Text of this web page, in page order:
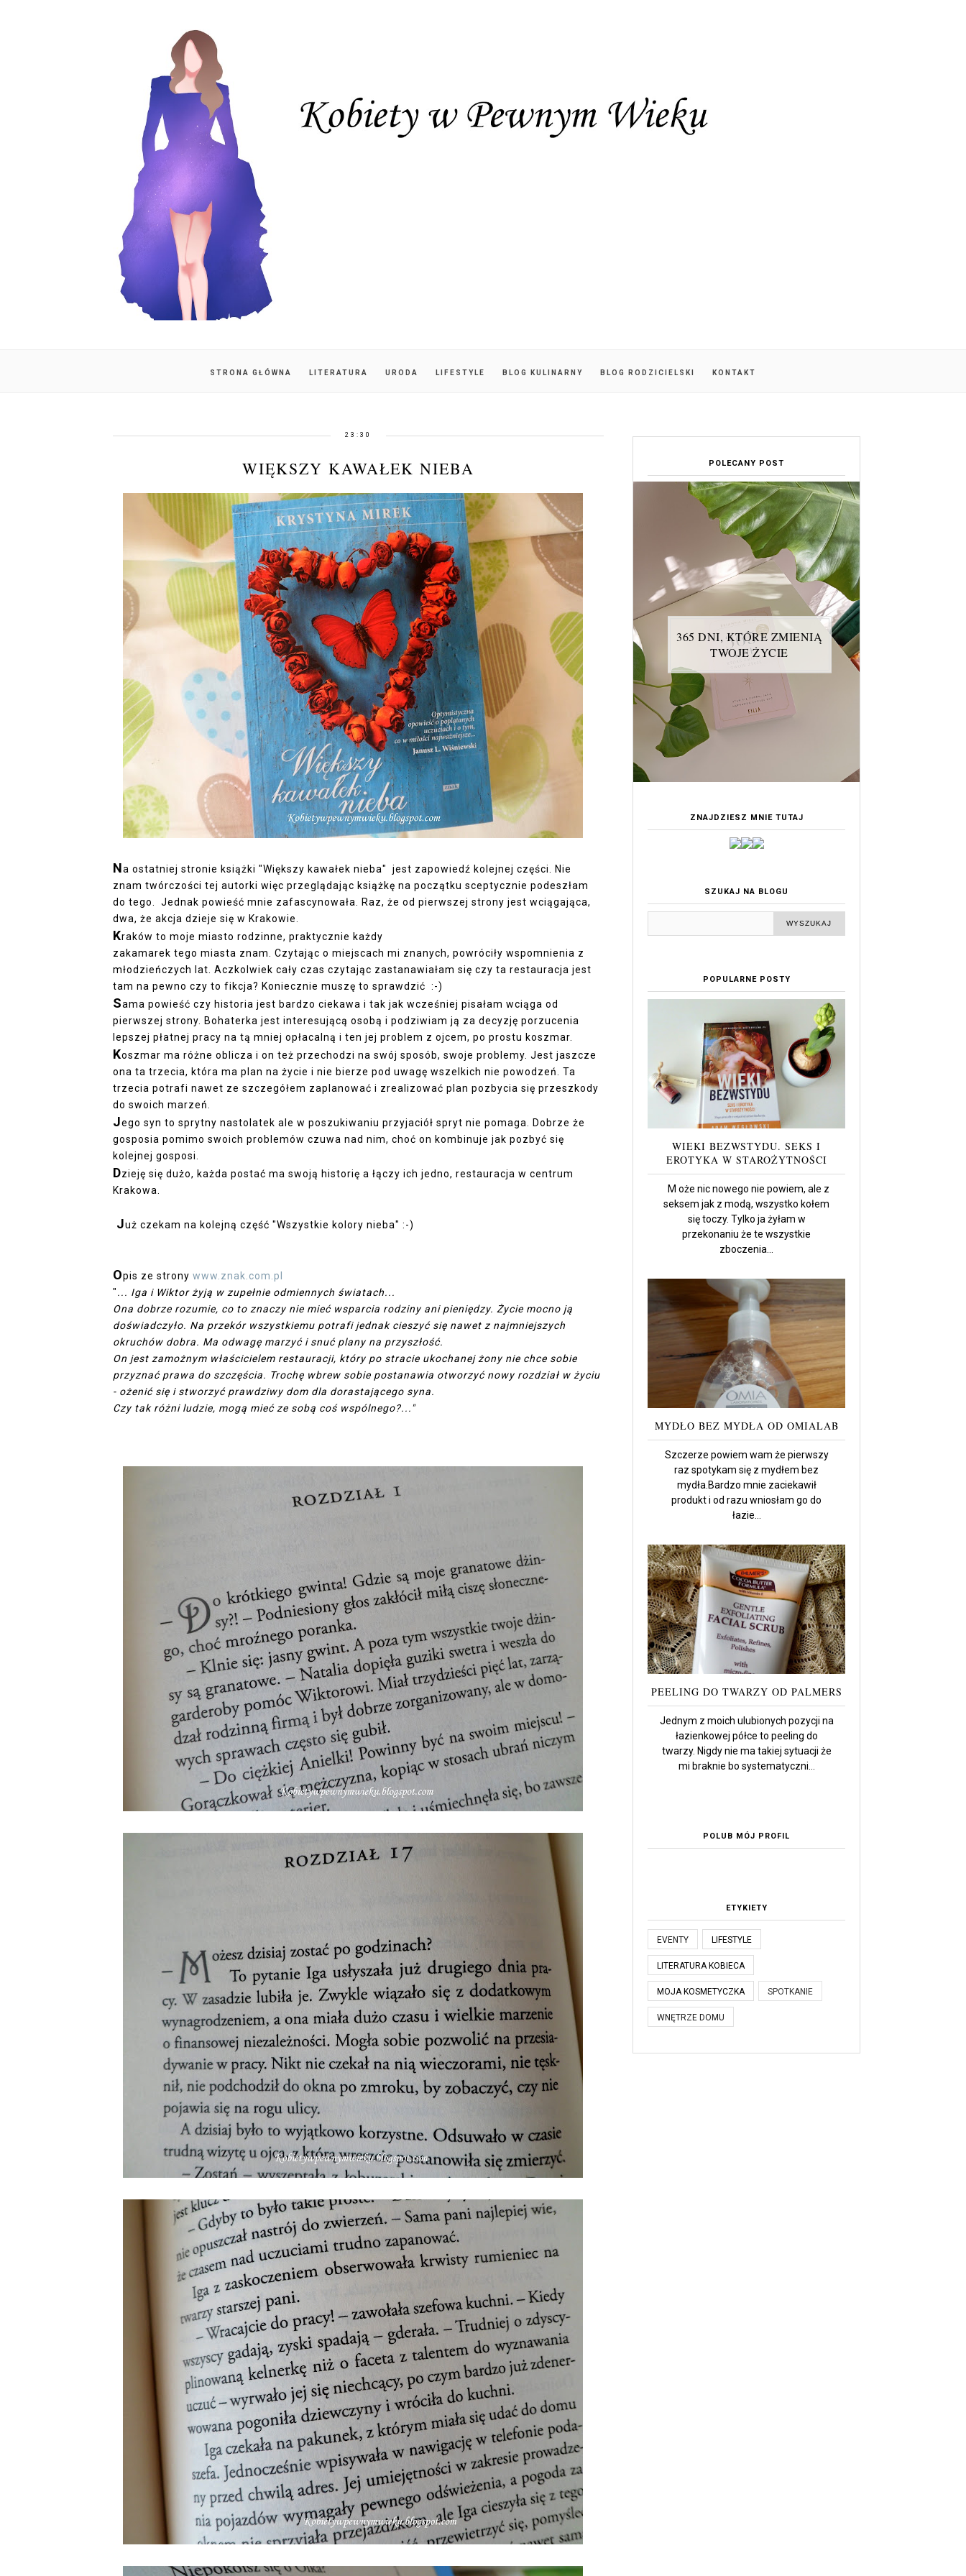
STRONA GŁÓWNA LITERATURA URODA LIFESTYLE BLOG KULINARNY BLOG RODZICIELSKI KONTAKT
23:30
WIĘKSZY KAWAŁEK NIEBA
Na ostatniej stronie książki "Większy kawałek nieba" jest zapowiedź kolejnej części. Nie
znam twórczości tej autorki więc przeglądając książkę na początku sceptycznie podeszłam
do tego. Jednak powieść mnie zafascynowała. Raz, że od pierwszej strony jest wciągająca,
dwa, że akcja dzieje się w Krakowie.
Kraków to moje miasto rodzinne, praktycznie każdy
zakamarek tego miasta znam. Czytając o miejscach mi znanych, powróciły wspomnienia z
młodzieńczych lat. Aczkolwiek cały czas czytając zastanawiałam się czy ta restauracja jest
tam na pewno czy to fikcja? Koniecznie muszę to sprawdzić :-)
Sama powieść czy historia jest bardzo ciekawa i tak jak wcześniej pisałam wciąga od
pierwszej strony. Bohaterka jest interesującą osobą i podziwiam ją za decyzję porzucenia
lepszej płatnej pracy na tą mniej opłacalną i ten jej problem z ojcem, po prostu koszmar.
Koszmar ma różne oblicza i on też przechodzi na swój sposób, swoje problemy. Jest jaszcze
ona ta trzecia, która ma plan na życie i nie bierze pod uwagę wszelkich nie powodzeń. Ta
trzecia potrafi nawet ze szczegółem zaplanować i zrealizować plan pozbycia się przeszkody
do swoich marzeń.
Jego syn to sprytny nastolatek ale w poszukiwaniu przyjaciół spryt nie pomaga. Dobrze że
gosposia pomimo swoich problemów czuwa nad nim, choć on kombinuje jak pozbyć się
kolejnej gosposi.
Dzieję się dużo, każda postać ma swoją historię a łączy ich jedno, restauracja w centrum
Krakowa.
Już czekam na kolejną część "Wszystkie kolory nieba" :-)
Opis ze strony www.znak.com.pl
"... Iga i Wiktor żyją w zupełnie odmiennych światach...
Ona dobrze rozumie, co to znaczy nie mieć wsparcia rodziny ani pieniędzy. Życie mocno ją
doświadczyło. Na przekór wszystkiemu potrafi jednak cieszyć się nawet z najmniejszych
okruchów dobra. Ma odwagę marzyć i snuć plany na przyszłość.
On jest zamożnym właścicielem restauracji, który po stracie ukochanej żony nie chce sobie
przyznać prawa do szczęścia. Trochę wbrew sobie postanawia otworzyć nowy rozdział w życiu
- ożenić się i stworzyć prawdziwy dom dla dorastającego syna.
Czy tak różni ludzie, mogą mieć ze sobą coś wspólnego?..."
POLECANY POST
365 DNI, KTÓRE ZMIENIĄ
TWOJE ŻYCIE
ZNAJDZIESZ MNIE TUTAJ
SZUKAJ NA BLOGU
POPULARNE POSTY
WIEKI BEZWSTYDU. SEKS I
EROTYKA W STAROŻYTNOŚCI
M oże nic nowego nie powiem, ale z
seksem jak z modą, wszystko kołem
się toczy. Tylko ja żyłam w
przekonaniu że te wszystkie
zboczenia...
MYDŁO BEZ MYDŁA OD OMIALAB
Szczerze powiem wam że pierwszy
raz spotykam się z mydłem bez
mydła.Bardzo mnie zaciekawił
produkt i od razu wniosłam go do
łazie...
PEELING DO TWARZY OD PALMERS
Jednym z moich ulubionych pozycji na
łazienkowej półce to peeling do
twarzy. Nigdy nie ma takiej sytuacji że
mi braknie bo systematyczni...
POLUB MÓJ PROFIL
ETYKIETY
EVENTY LIFESTYLE
LITERATURA KOBIECA
MOJA KOSMETYCZKA SPOTKANIE
WNĘTRZE DOMU